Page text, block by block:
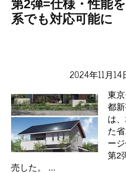
第2弾=仕様・性能
系でも対応可能に
2024年11月14
東
都
は
た
ー
第2
売した。 ...